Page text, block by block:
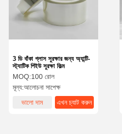
3 ডি বাঁকা গ্লাস সুরক্ষার জন্য অ্যান্টি-
স্ট্যাটিক পিইউ সুরক্ষা ফিল্ম
MOQ:100 রোল
মূল্য:আলোচনা সাপেক্ষ
ভালো দাম
এখন চ্যাট করুন